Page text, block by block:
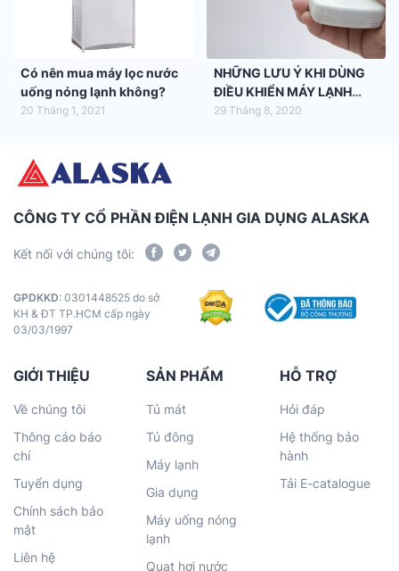
Có nên mua máy lọc nước
uống nóng lạnh không?
20 Tháng 1, 2021
NHỮNG LƯU Ý KHI DÙNG
ĐIỀU KHIỂN MÁY LẠNH
ALASKA
29 Tháng 8, 2020
CÔNG TY CỔ PHẦN ĐIỆN LẠNH GIA DỤNG ALASKA
Kết nối với chúng tôi:
GPDKKD: 0301448525 do sở
KH & ĐT TP.HCM cấp ngày
03/03/1997
GIỚI THIỆU
Về chúng tôi
Thông cáo báo
chí
Tuyển dụng
Chính sách bảo
mật
Liên hệ
SẢN PHẨM
Tủ mát
Tủ đông
Máy lạnh
Gia dụng
Máy uống nóng
lạnh
Quạt hơi nước
HỖ TRỢ
Hỏi đáp
Hệ thống bảo
hành
Tải E-catalogue